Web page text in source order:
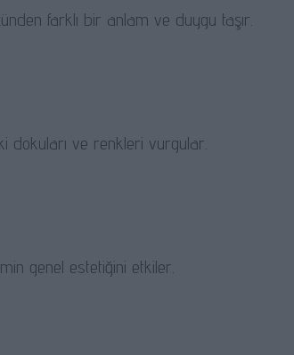
farklı bir anlam ve duygu taşır.
dokuları ve renkleri vurgular.
genel estetiğini etkiler.